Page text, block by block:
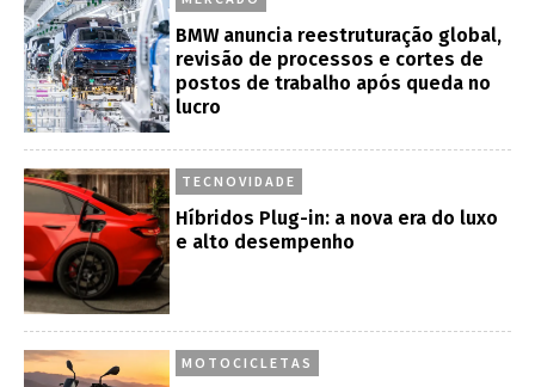
BMW anuncia reestruturação global,
revisão de processos e cortes de
postos de trabalho após queda no
lucro
TECNOVIDADE
Híbridos Plug-in: a nova era do luxo
e alto desempenho
MOTOCICLETAS